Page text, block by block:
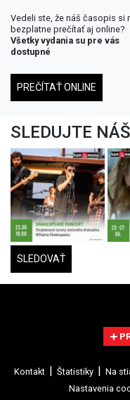
Vedeli ste, že náš časopis si
bezplatne prečítať aj online?
Všetky vydania su pre vás
dostupné
PREČÍTAŤ ONLINE
SLEDUJTE
SLEDOVAŤ
Kontakt Štatistiky Na
Nastavenia